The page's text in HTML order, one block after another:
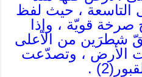
التاسعة ، حيث لفظ
قويّة ، وإذا
شطرَين من الأعلى
الأرض ، وتصدّعت
.